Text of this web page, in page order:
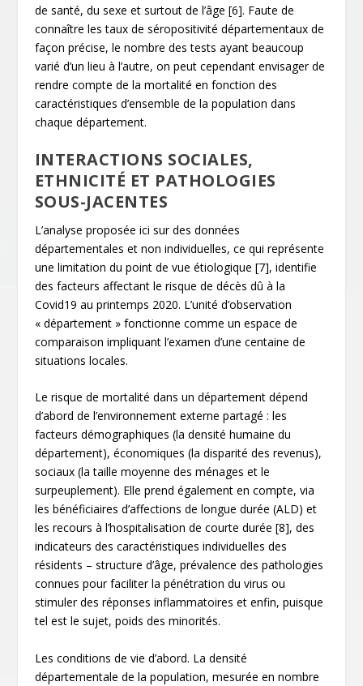
de santé, du sexe et surtout de l’âge [6]. Faute de
connaître les taux de séropositivité départementaux de
façon précise, le nombre des tests ayant beaucoup
varié d’un lieu à l’autre, on peut cependant envisager de
rendre compte de la mortalité en fonction des
caractéristiques d’ensemble de la population dans
chaque département.
INTERACTIONS SOCIALES,
ETHNICITÉ ET PATHOLOGIES
SOUS-JACENTES
L’analyse proposée ici sur des données
départementales et non individuelles, ce qui représente
une limitation du point de vue étiologique [7], identifie
des facteurs affectant le risque de décès dû à la
Covid19 au printemps 2020. L’unité d’observation
« département » fonctionne comme un espace de
comparaison impliquant l’examen d’une centaine de
situations locales.
Le risque de mortalité dans un département dépend
d’abord de l’environnement externe partagé : les
facteurs démographiques (la densité humaine du
département), économiques (la disparité des revenus),
sociaux (la taille moyenne des ménages et le
surpeuplement). Elle prend également en compte, via
les bénéficiaires d’affections de longue durée (ALD) et
les recours à l’hospitalisation de courte durée [8], des
indicateurs des caractéristiques individuelles des
résidents – structure d’âge, prévalence des pathologies
connues pour faciliter la pénétration du virus ou
stimuler des réponses inflammatoires et enfin, puisque
tel est le sujet, poids des minorités.
Les conditions de vie d’abord. La densité
départementale de la population, mesurée en nombre